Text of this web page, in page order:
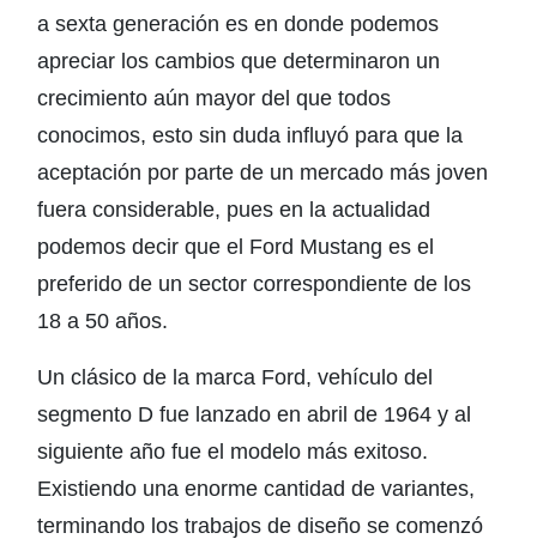
a sexta generación es en donde podemos
apreciar los cambios que determinaron un
crecimiento aún mayor del que todos
conocimos, esto sin duda influyó para que la
aceptación por parte de un mercado más joven
fuera considerable, pues en la actualidad
podemos decir que el Ford Mustang es el
preferido de un sector correspondiente de los
18 a 50 años.
Un clásico de la marca Ford, vehículo del
segmento D fue lanzado en abril de 1964 y al
siguiente año fue el modelo más exitoso.
Existiendo una enorme cantidad de variantes,
terminando los trabajos de diseño se comenzó